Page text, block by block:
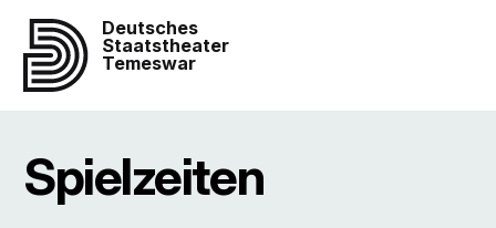
Deutsches
Staatstheater
Temeswar
Spielzeiten